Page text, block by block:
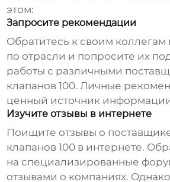
этом:
Запросите рекомендации
Обратитесь к своим
по отрасли и попросите их
работы с различными
клапанов 100. Личные
ценный источник
Изучите отзывы в интернете
Поищите отзывы о
клапанов 100 в интернете.
на специализированные
отзывами о компаниях.